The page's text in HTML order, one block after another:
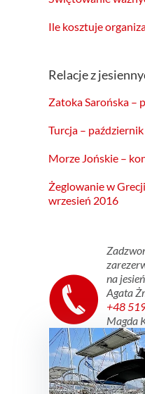
Ile kosztuje
Relacje z
Zatoka Sarońska –
Turcja –
Morze Jońskie –
Żeglowanie w
wrzesień 2016
na
Agata
+48
Magda
+48